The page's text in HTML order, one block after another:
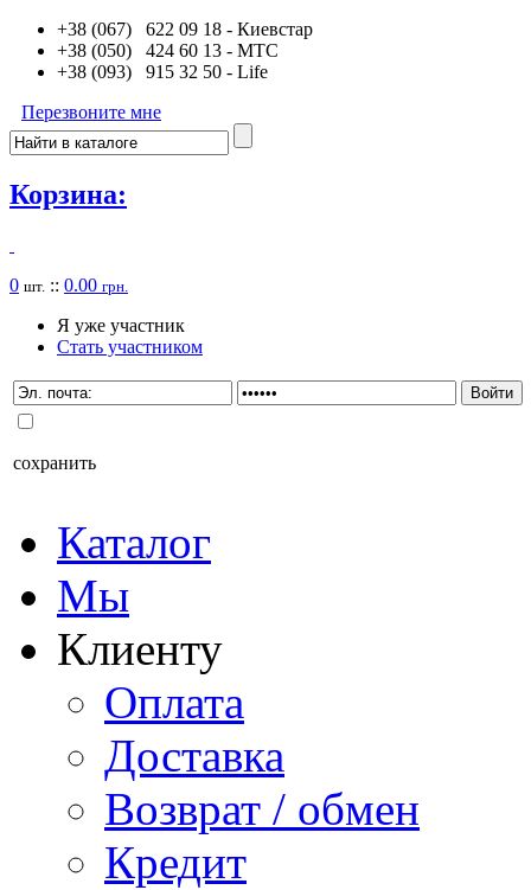
+38 (067) 622 09 18 - Киевстар
+38 (050) 424 60 13 - MTC
+38 (093) 915 32 50 - Life
Перезвоните мне
Корзина:
0 шт. :: 0.00 грн.
Я уже участник
Стать участником
сохранить
Каталог
Мы
Клиенту
Оплата
Доставка
Возврат / обмен
Кредит